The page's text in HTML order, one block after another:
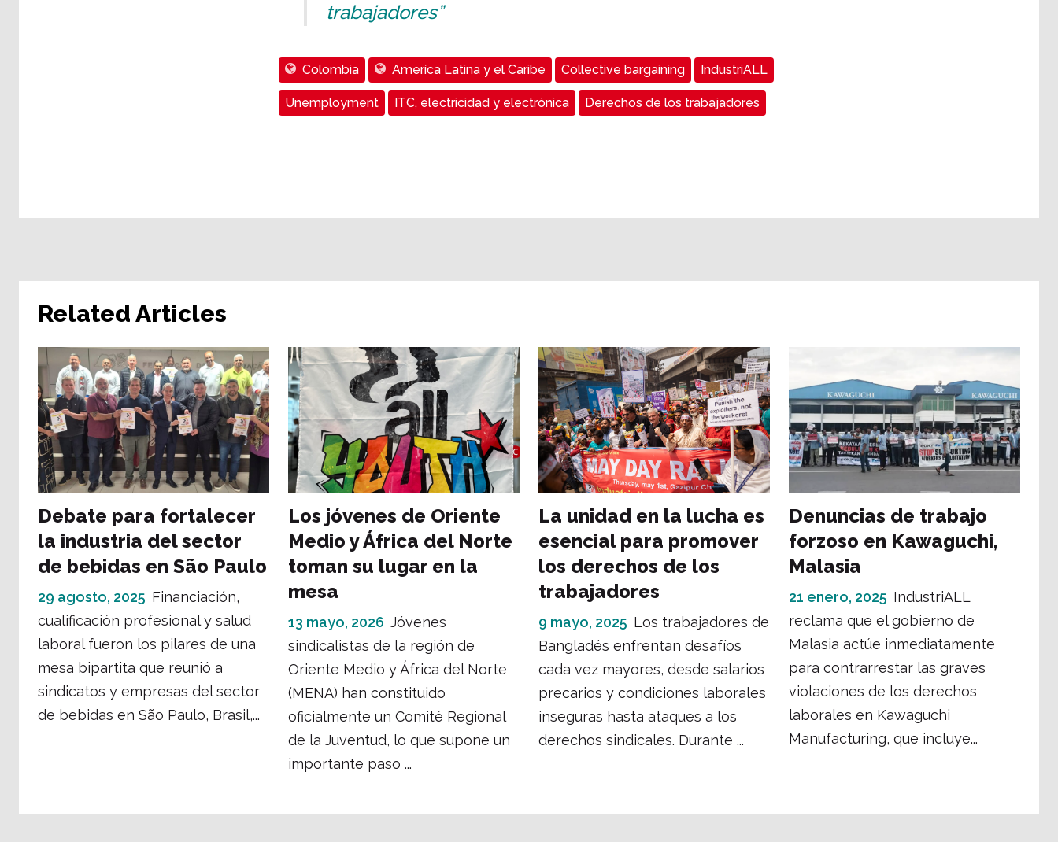
trabajadores”
Colombia Ameríca Latina y el Caribe Collective bargaining IndustriALL
Unemployment ITC, electricidad y electrónica Derechos de los trabajadores
Related Articles
Debate para fortalecer
la industria del sector
de bebidas en São Paulo
29 agosto, 2025 Financiación,
cualificación profesional y salud
laboral fueron los pilares de una
mesa bipartita que reunió a
sindicatos y empresas del sector
de bebidas en São Paulo, Brasil,...
Los jóvenes de Oriente
Medio y África del Norte
toman su lugar en la
mesa
13 mayo, 2026 Jóvenes
sindicalistas de la región de
Oriente Medio y África del Norte
(MENA) han constituido
oficialmente un Comité Regional
de la Juventud, lo que supone un
importante paso ...
La unidad en la lucha es
esencial para promover
los derechos de los
trabajadores
9 mayo, 2025 Los trabajadores de
Bangladés enfrentan desafíos
cada vez mayores, desde salarios
precarios y condiciones laborales
inseguras hasta ataques a los
derechos sindicales. Durante ...
Denuncias de trabajo
forzoso en Kawaguchi,
Malasia
21 enero, 2025 IndustriALL
reclama que el gobierno de
Malasia actúe inmediatamente
para contrarrestar las graves
violaciones de los derechos
laborales en Kawaguchi
Manufacturing, que incluye...